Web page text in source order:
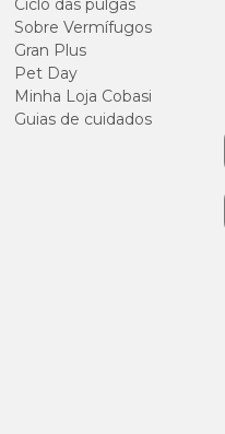
Ciclo das pulgas
Sobre Vermífugos
Gran Plus
Pet Day
Minha Loja Cobasi
Guias de cuidados